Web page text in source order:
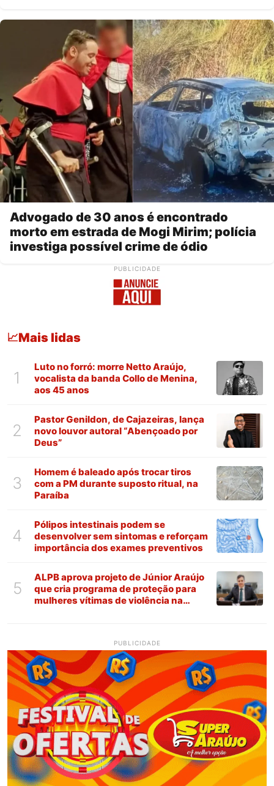
Advogado de 30 anos é encontrado
morto em estrada de Mogi Mirim; polícia
investiga possível crime de ódio
PUBLICIDADE
📈Mais lidas
1
Luto no forró: morre Netto Araújo,
vocalista da banda Collo de Menina,
aos 45 anos
2
Pastor Genildon, de Cajazeiras, lança
novo louvor autoral “Abençoado por
Deus”
3
Homem é baleado após trocar tiros
com a PM durante suposto ritual, na
Paraíba
4
Pólipos intestinais podem se
desenvolver sem sintomas e reforçam
importância dos exames preventivos
5
ALPB aprova projeto de Júnior Araújo
que cria programa de proteção para
mulheres vítimas de violência na
PUBLICIDADE